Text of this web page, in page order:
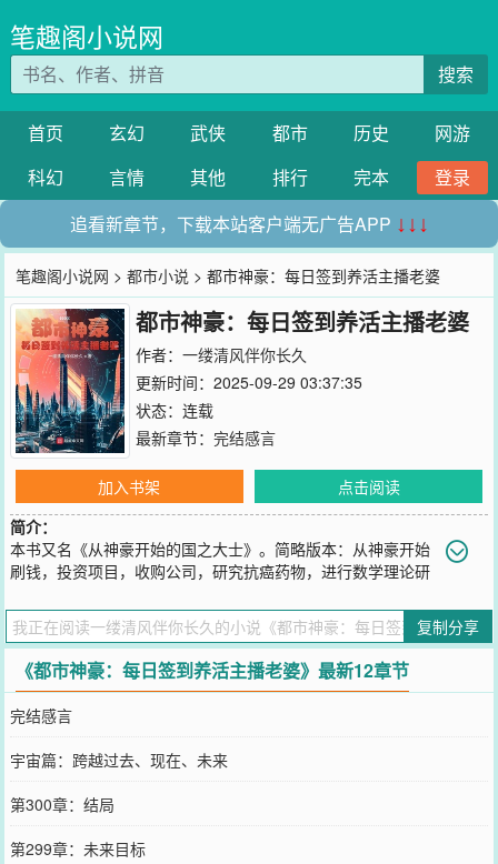
笔趣阁小说网
搜索
首页 玄幻 武侠 都市 历史
网游
科幻
言情 其他 排行 完本
登录
追看新章节，下载本站客户端无广告APP ↓↓↓
笔趣阁小说网 >都市小说 > 都市神豪：每日签到养活主播老婆
都市神豪：每日签到养活主播老婆
作者： 一缕清风伴你长久
更新时间：2025-09-29 03:37:35
状态：连载
最新章节： 完结感言
加入书架
点击阅读
简介：
本书又名《从神豪开始的国之大士》。简略版本：从神豪开始
刷钱，投资项目，收购公司，研究抗癌药物，进行数学理论研
—————————详细版本：穿越到诗词匮乏的平行世界，结婚开
局的林宇获得人生赢家系统，激活签到与返利功能。然后……“叮，您
在主播剑仙的直播间停留一分钟，签到成功，获得李白全部技能与皮
肤！”“叮，您在学校停留一分钟，签到成功，获得学习大礼包，速读
速记与融会贯通！”“叮，你在墓地停留一分钟，签到成功，获得麒麟
血脉！”“叮，你在迪迦奥特曼视频中停留一分钟，签到成功，获得神
光棒，内含纳米级生物技术，可变身为迪迦奥特曼真实皮套！”“叮，
你在漫威电影中停留一分钟，签到成功，获得第一代机甲制造技术！”
若干年后，从神豪变为国之大士的林宇，带领人类进入星际航海时
代，林宇表示：我们的目标，是星辰大海！（横推流，不一样的神豪
文，各方各面都涉及，你想要的或许都有。）
您要是觉得《都市神豪：每日签到养活主播老婆
复制分享
《都市神豪：每日签到养活主播老婆》最新12章节
完结感言
宇宙篇：跨越过去、现在、未来
第300章：结局
第299章：未来目标